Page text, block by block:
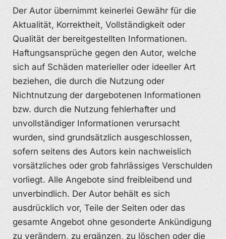
Der Autor übernimmt keinerlei Gewähr für die
Aktualität, Korrektheit, Vollständigkeit oder
Qualität der bereitgestellten Informationen.
Haftungsansprüche gegen den Autor, welche
sich auf Schäden materieller oder ideeller Art
beziehen, die durch die Nutzung oder
Nichtnutzung der dargebotenen Informationen
bzw. durch die Nutzung fehlerhafter und
unvollständiger Informationen verursacht
wurden, sind grundsätzlich ausgeschlossen,
sofern seitens des Autors kein nachweislich
vorsätzliches oder grob fahrlässiges Verschulden
vorliegt. Alle Angebote sind freibleibend und
unverbindlich. Der Autor behält es sich
ausdrücklich vor, Teile der Seiten oder das
gesamte Angebot ohne gesonderte Ankündigung
zu verändern, zu ergänzen, zu löschen oder die